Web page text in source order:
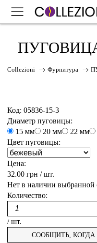
НОВИНКИ
САМЫЕ
ТКАНИ
Collezioni Фурнитура
Код: 05836-15-3
Диаметр пуговицы:
15 мм
20 мм 22 мм
Цвет пуговицы:
Цена:
32.00 грн / шт.
Нет в наличии выбранной
Количество:
/ шт.
СООБЩИТЬ, КОГДА